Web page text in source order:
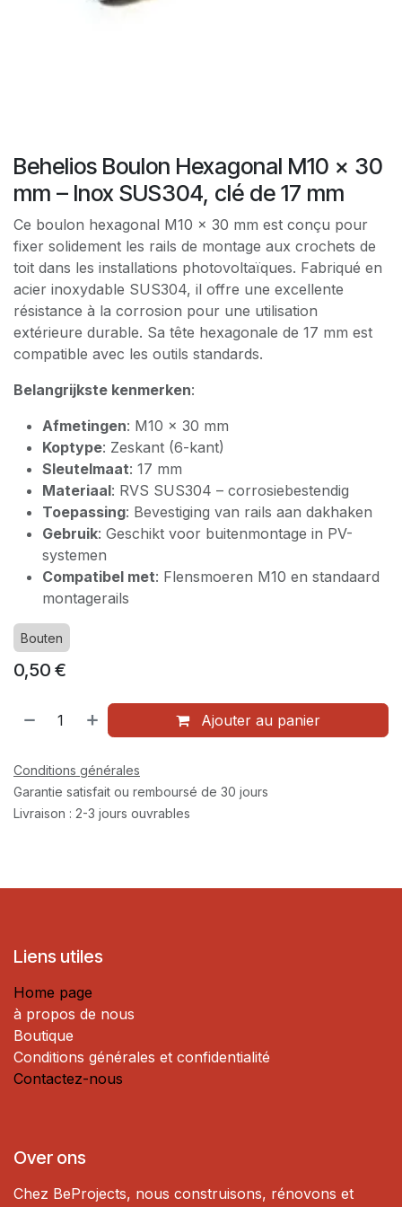
Behelios Boulon Hexagonal M10 x 30
mm – Inox SUS304, clé de 17 mm
Ce boulon hexagonal M10 x 30 mm est conçu pour
fixer solidement les rails de montage aux crochets de
toit dans les installations photovoltaïques. Fabriqué en
acier inoxydable SUS304, il offre une excellente
résistance à la corrosion pour une utilisation
extérieure durable. Sa tête hexagonale de 17 mm est
compatible avec les outils standards.
Belangrijkste kenmerken:
Afmetingen: M10 x 30 mm
Koptype: Zeskant (6-kant)
Sleutelmaat: 17 mm
Materiaal: RVS SUS304 – corrosiebestendig
Toepassing: Bevestiging van rails aan dakhaken
Gebruik: Geschikt voor buitenmontage in PV-
systemen
Compatibel met: Flensmoeren M10 en standaard
montagerails
Bouten
0,50 €
Ajouter au panier
Conditions générales
Garantie satisfait ou remboursé de 30 jours
Livraison : 2-3 jours ouvrables
Liens utiles
Home page
à propos de nous
Boutique
Conditions générales et confidentialité
Contactez-nous
Over ons
Chez BeProjects, nous construisons, rénovons et